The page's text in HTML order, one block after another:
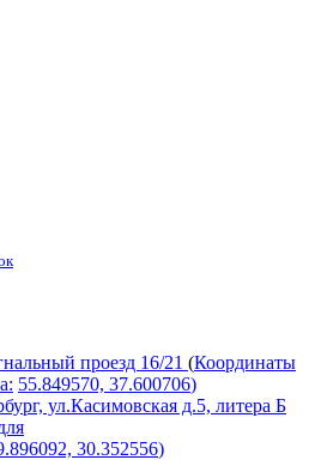
проезд 16/21 (Координаты
55.849570, 37.600706)
ул.Касимовская д.5, литера Б
30.352556)